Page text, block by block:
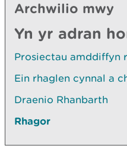
Archwilio mwy
Yn yr adran
Prosiectau amddiffyn
Ein rhaglen cynnal a
Draenio Rhanbarth
Rhagor